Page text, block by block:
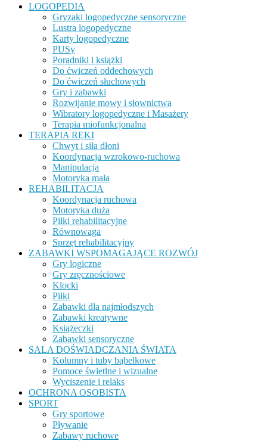
LOGOPEDIA
Gryzaki logopedyczne sensoryczne
Lustra logopedyczne
Karty logopedyczne
PUSy
Poradniki i książki
Do ćwiczeń oddechowych
Do ćwiczeń słuchowych
Gry i zabawki
Rozwijanie mowy i słownictwa
Wibratory logopedyczne i Masażery
Terapia miofunkcjonalna
TERAPIA RĘKI
Chwyt i siła dłoni
Koordynacja wzrokowo-ruchowa
Manipulacja
Motoryka mała
REHABILITACJA
Koordynacja ruchowa
Motoryka duża
Piłki rehabilitacyjne
Równowaga
Sprzęt rehabilitacyjny
ZABAWKI WSPOMAGAJĄCE ROZWÓJ
Gry logiczne
Gry zręcznościowe
Klocki
Piłki
Zabawki dla najmłodszych
Zabawki kreatywne
Książeczki
Zabawki sensoryczne
SALA DOŚWIADCZANIA ŚWIATA
Kolumny i tuby bąbelkowe
Pomoce świetlne i wizualne
Wyciszenie i relaks
OCHRONA OSOBISTA
SPORT
Gry sportowe
Pływanie
Zabawy ruchowe